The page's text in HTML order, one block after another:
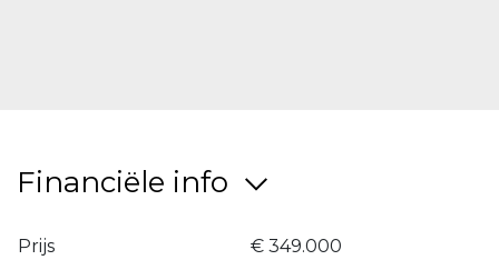
starters, inversteerders, jonge gezinnen of
koppels die op zoek zijn naar een comfortabele
Financiële info
Prijs
€ 349.000